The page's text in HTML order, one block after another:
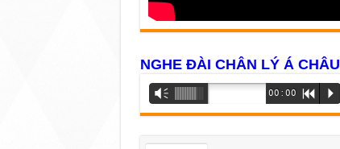
NGHE ĐÀI CHÂN LÝ Á CHÂU
Trình
phát
âm
Vm 00:00 R P